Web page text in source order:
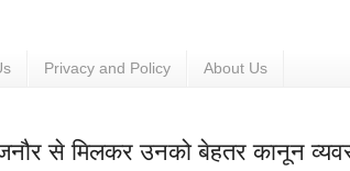
Privacy and Policy About Us
से मिलकर उनको बेहतर कानून